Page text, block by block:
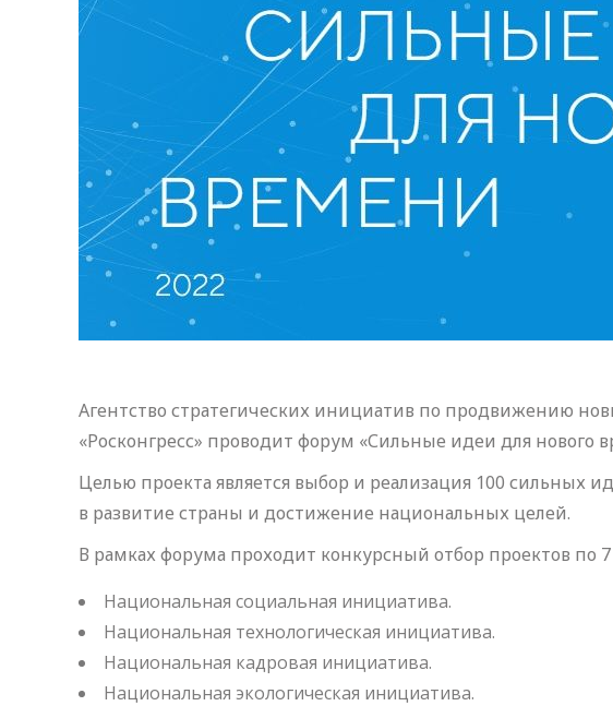
Агентство стратегических инициатив по продвижению
«Росконгресс» проводит форум «Сильные идеи для нового
Целью проекта является выбор и реализация 100 сильных
в развитие страны и достижение национальных целей.
В рамках форума проходит конкурсный отбор проектов по
Национальная социальная инициатива.
Национальная технологическая инициатива.
Национальная кадровая инициатива.
Национальная экологическая инициатива.